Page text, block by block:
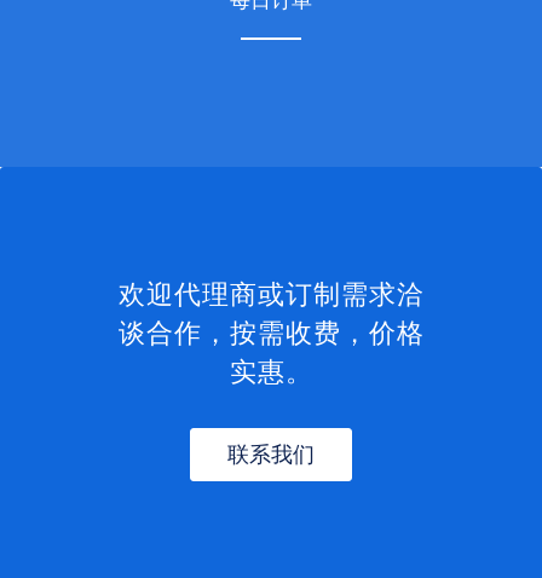
欢迎代理商或订制需求洽
谈合作，按需收费，价格
实惠。
联系我们